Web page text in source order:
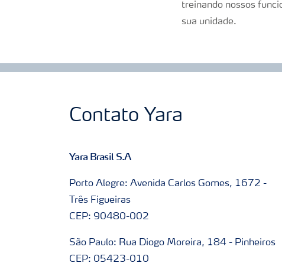
treinando nossos
sua unidade.
Contato Yara
Yara Brasil S.A
Porto Alegre: Avenida Carlos Gomes, 1672 -
Três Figueiras
CEP: 90480-002
São Paulo: Rua Diogo Moreira, 184 - Pinheiros
CEP: 05423-010